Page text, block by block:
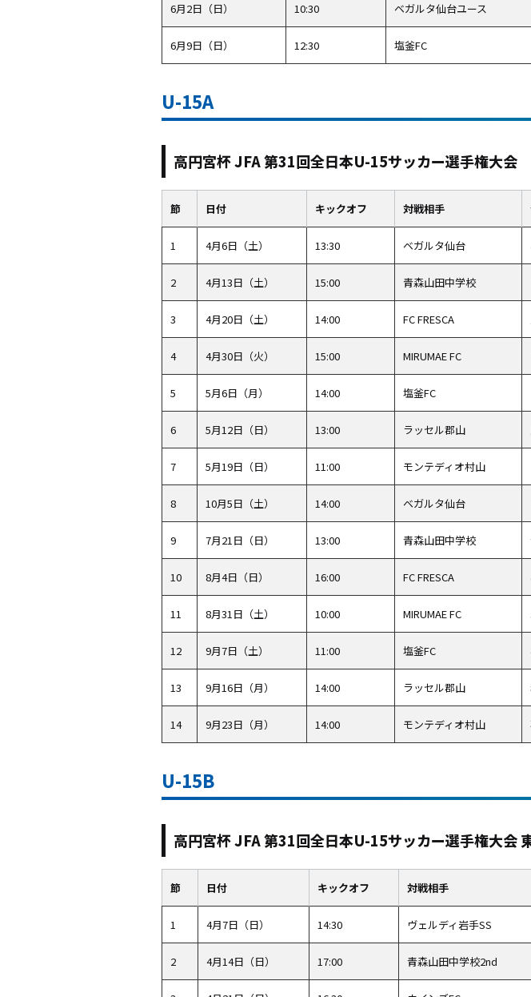
6月2日（日） 10:30 ベガルタ仙台ユース
6月9日（日） 12:30 塩釜FC
U-15A
高円宮杯 JFA 第31回全日本U-15サッカー選手権大会
節 日付 キックオフ 対戦相手
1 4月6日（土） 13:30 ベガルタ仙台
2 4月13日（土） 15:00 青森山田中学校
3 4月20日（土） 14:00 FC FRESCA
4 4月30日（火） 15:00 MIRUMAE FC
5 5月6日（月） 14:00 塩釜FC
6 5月12日（日） 13:00 ラッセル郡山
7 5月19日（日） 11:00 モンテディオ村山
8 10月5日（土） 14:00 ベガルタ仙台
9 7月21日（日） 13:00 青森山田中学校
10 8月4日（日） 16:00 FC FRESCA
11 8月31日（土） 10:00 MIRUMAE FC
12 9月7日（土） 11:00 塩釜FC
13 9月16日（月） 14:00 ラッセル郡山
14 9月23日（月） 14:00 モンテディオ村山
U-15B
高円宮杯 JFA 第31回全日本U-15サッカー選手権大会
節 日付 キックオフ 対戦相手
1 4月7日（日） 14:30 ヴェルディ岩手SS
2 4月14日（日） 17:00 青森山田中学校2nd